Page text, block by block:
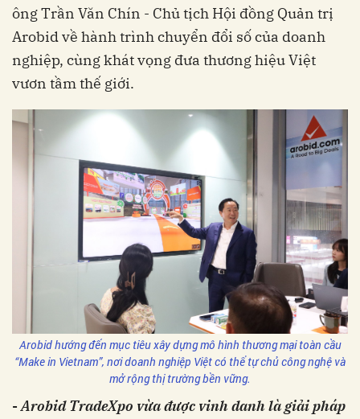
ông Trần Văn Chín - Chủ tịch Hội đồng Quản trị
Arobid về hành trình chuyển đổi số của doanh
nghiệp, cùng khát vọng đưa thương hiệu Việt
vươn tầm thế giới.
Arobid hướng đến mục tiêu xây dựng mô hình thương mại toàn cầu
“Make in Vietnam”, nơi doanh nghiệp Việt có thể tự chủ công nghệ và
mở rộng thị trường bền vững.
-Arobid TradeXpo vừa được vinh danh là giải pháp